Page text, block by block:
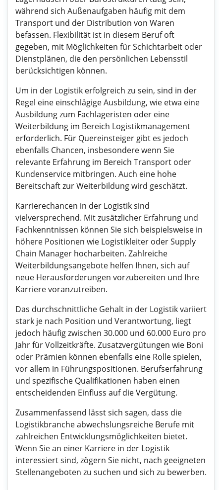
während sich Außenaufgaben häufig mit dem
Transport und der Distribution von Waren
befassen. Flexibilität ist in diesem Beruf oft
gegeben, mit Möglichkeiten für Schichtarbeit oder
Dienstplänen, die den persönlichen Lebensstil
berücksichtigen können.
Um in der Logistik erfolgreich zu sein, sind in der
Regel eine einschlägige Ausbildung, wie etwa eine
Ausbildung zum Fachlageristen oder eine
Weiterbildung im Bereich Logistikmanagement
erforderlich. Für Quereinsteiger gibt es jedoch
ebenfalls Chancen, insbesondere wenn Sie
relevante Erfahrung im Bereich Transport oder
Kundenservice mitbringen. Auch eine hohe
Bereitschaft zur Weiterbildung wird geschätzt.
Karrierechancen in der Logistik sind
vielversprechend. Mit zusätzlicher Erfahrung und
Fachkenntnissen können Sie sich beispielsweise in
höhere Positionen wie Logistikleiter oder Supply
Chain Manager hocharbeiten. Zahlreiche
Weiterbildungsangebote helfen Ihnen, sich auf
neue Herausforderungen vorzubereiten und Ihre
Karriere voranzutreiben.
Das durchschnittliche Gehalt in der Logistik variiert
stark je nach Position und Verantwortung, liegt
jedoch häufig zwischen 30.000 und 60.000 Euro pro
Jahr für Vollzeitkräfte. Zusatzvergütungen wie Boni
oder Prämien können ebenfalls eine Rolle spielen,
vor allem in Führungspositionen. Berufserfahrung
und spezifische Qualifikationen haben einen
entscheidenden Einfluss auf die Vergütung.
Zusammenfassend lässt sich sagen, dass die
Logistikbranche abwechslungsreiche Berufe mit
zahlreichen Entwicklungsmöglichkeiten bietet.
Wenn Sie an einer Karriere in der Logistik
interessiert sind, zögern Sie nicht, nach geeigneten
Stellenangeboten zu suchen und sich zu bewerben.